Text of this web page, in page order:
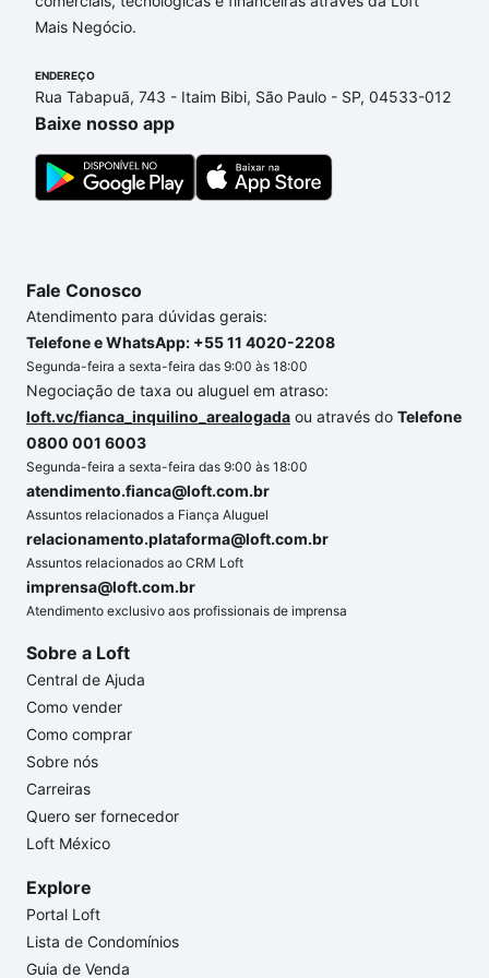
e com nossas opções de financiamento imobiliário
Se ainda tem alguma dúvida dos custos envolvidos
no processo de compra, veja em nosso portal
quanto custa comprar um apartamento
a gente para comprar o imóvel dos seus sonhos
com segurança e conforto. Loft, com você até as
Mais Negócio.
ENDEREÇO
Rua Tabapuã, 743 - Itaim Bibi, São Paulo - SP, 04533-012
Baixe nosso app
Fale Conosco
Atendimento para dúvidas gerais:
Telefone e WhatsApp: +55 11 4020-2208
Segunda-feira a sexta-feira das 9:00 às 18:00
Negociação de taxa ou aluguel em atraso:
loft.vc/fianca_inquilino_arealogada ou através do Telefone
0800 001 6003
Segunda-feira a sexta-feira das 9:00 às 18:00
atendimento.fianca@loft.com.br
Assuntos relacionados a Fiança Aluguel
relacionamento.plataforma@loft.com.br
Assuntos relacionados ao CRM Loft
imprensa@loft.com.br
Atendimento exclusivo aos profissionais de imprensa
Sobre a Loft
Central de Ajuda
Como vender
Como comprar
Sobre nós
Carreiras
Quero ser fornecedor
Loft México
Explore
Portal Loft
Lista de Condomínios
Guia de Venda